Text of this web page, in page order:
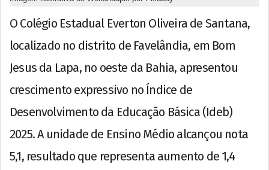
O Colégio Estadual Everton Oliveira de Santana,
localizado no distrito de Favelândia, em Bom
Jesus da Lapa, no oeste da Bahia, apresentou
crescimento expressivo no Índice de
Desenvolvimento da Educação Básica (Ideb)
2025. A unidade de Ensino Médio alcançou nota
5,1, resultado que representa aumento de 1,4